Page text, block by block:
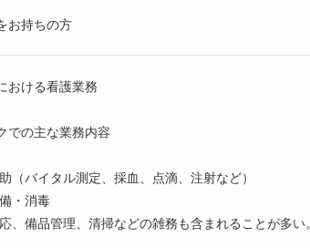
お持ちの方
おける看護業務
の主な業務内容
（バイタル測定、採血、点滴、注射など）
・消毒
、備品管理、清掃などの雑務も含まれることが多い。